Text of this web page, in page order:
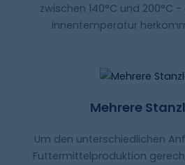
zwischen 140°C und 200°C
Innentemperatur
Mehrere
Um den unterschiedlichen
Futtermittelproduktion